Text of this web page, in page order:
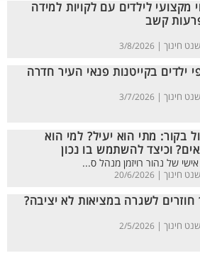
מקצועי לילדים עם לקויות למידה
קשב
חינוך | 3/8/2026
ילדים בקייטנות פנאי העיר חדרה
חינוך | 3/7/2026
בקור: מתי הוא יעיל? למי הוא
וכיצד להשתמש בו נכון
של נהור רויזמן מנהל ס...
חינוך | 20/6/2026
חוזרים לשגרה במציאות לא יציבה?
חינוך | 2/5/2026